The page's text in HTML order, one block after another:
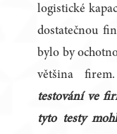
logistické
dostatečnou
bylo by
většina
testování ve
tyto testy